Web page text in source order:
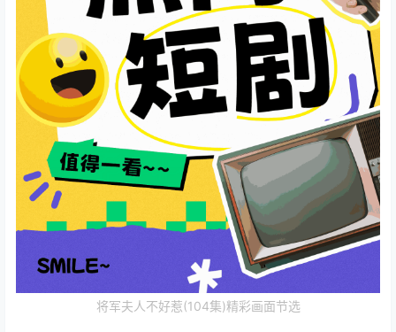
将军夫人不好惹(104集)精彩画面节选